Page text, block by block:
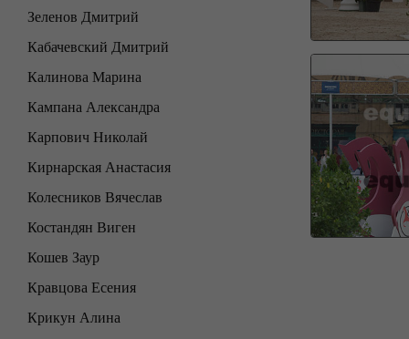
Зеленов Дмитрий
Кабачевский Дмитрий
Калинова Марина
Кампана Александра
Карпович Николай
Кирнарская Анастасия
Колесников Вячеслав
Костандян Виген
Кошев Заур
Кравцова Есения
Крикун Алина